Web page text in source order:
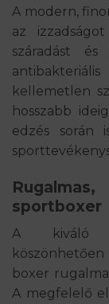
A modern,
az
száradást
kellemetlen
hosszabb
edzés során
sportboxer
A kiváló
boxer
A megfelelő